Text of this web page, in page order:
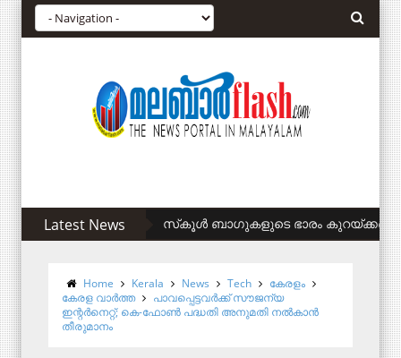
Latest News സിഎഎ അനുകൂലികള്‍ക്ക് കുടിവെള്ളം
Home Kerala News Tech
കേരളം
കേരള വാര്‍ത്ത
പാവപ്പെട്ടവർക്ക് സൗജന്യ
ഇന്റർനെറ്റ്; കെ-ഫോൺ പദ്ധതി അനുമതി നൽകാൻ
തീരുമാനം